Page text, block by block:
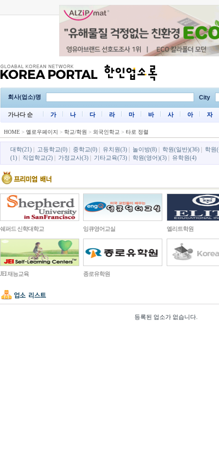
회사(업소)명 City
가나다 순 가 나 다 라 마 바 사 아 자
HOME > 옐로우페이지 > 학교/학원 > 외국인학교 > 타로 정렬
대학(21) 고등학교(0) 중학교(0) 유치원(3) 놀이방(8) 학원(일반)(36)
학원
(1)
직업학교(2) 가정교사(3) 기타교육(73) 학원(영어)(3) 유학원(4)
쉐퍼드 신학대학교 잉큐영어교실 엘리트학원
JEI 재능교육 종로유학원
등록된 업소가 없습니다.